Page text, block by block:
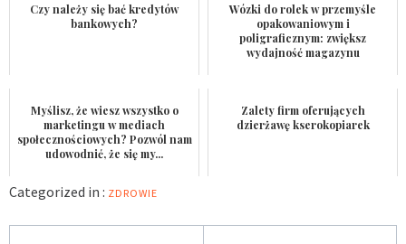
Czy należy się bać kredytów
bankowych?
Wózki do rolek w przemyśle
opakowaniowym i
poligraficznym: zwiększ
wydajność magazynu
Myślisz, że wiesz wszystko o
marketingu w mediach
społecznościowych? Pozwól nam
udowodnić, że się my...
Zalety firm oferujących
dzierżawę kserokopiarek
Categorized in : ZDROWIE